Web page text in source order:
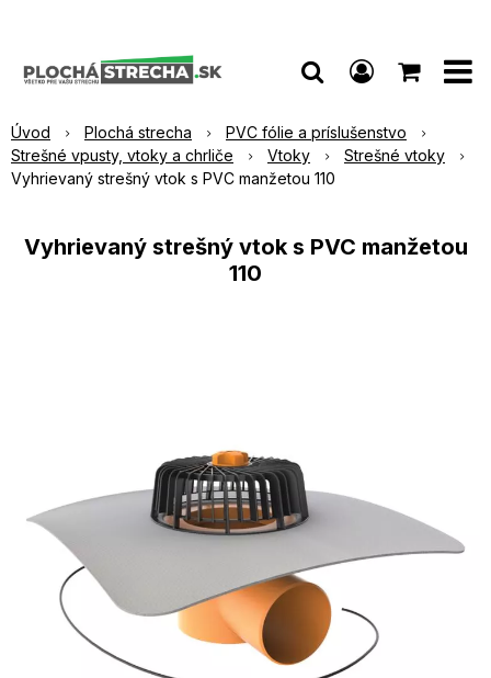
Úvod Plochá strecha
PVC fólie a príslušenstvo
Strešné vpusty, vtoky a chrliče
Vtoky
Strešné vtoky
Vyhrievaný strešný vtok s PVC manžetou 110
Vyhrievaný strešný vtok s PVC manžetou
110